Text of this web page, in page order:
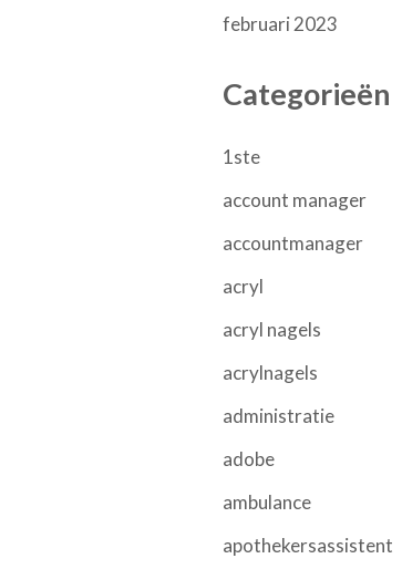
februari 2023
Categorieën
1ste
account manager
accountmanager
acryl
acryl nagels
acrylnagels
administratie
adobe
ambulance
apothekersassistent